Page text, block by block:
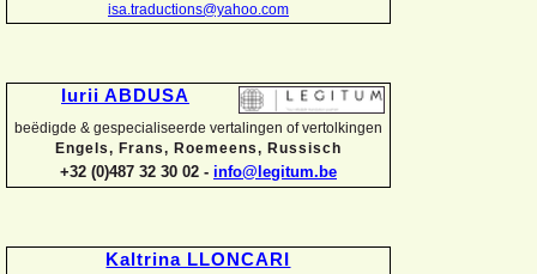
isa.traductions@yahoo.com
Iurii ABDUSA
beëdigde & gespecialiseerde vertalingen of vertolkingen
Engels, Frans, Roemeens, Russisch
+32 (0)487 32 30 02 - info@legitum.be
Kaltrina LLONCARI